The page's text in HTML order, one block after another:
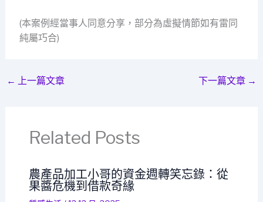
(本案例經當事人同意分享，部分為虛擬情節如有雷同
純屬巧合)
← 上一篇文章 下一篇文章 →
Related Posts
農產品加工小哥的資金週轉笑忘錄：從
果醬危機到借款奇緣